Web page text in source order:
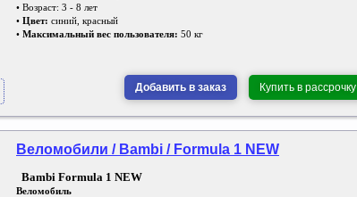
• Возраст: 3 - 8 лет
• Цвет: синий, красный
• Максимальный вес пользователя: 50 кг
Добавить в заказ Купить в рассрочку
Веломобили / Bambi / Formula 1 NEW
Bambi Formula 1 NEW
Веломобиль